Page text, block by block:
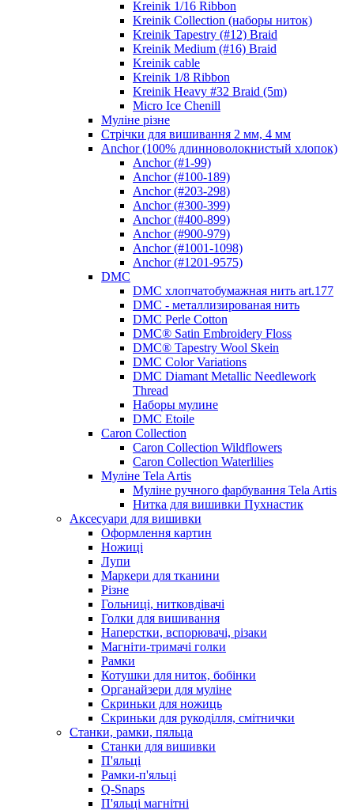
Kreinik 1/16 Ribbon
Kreinik Collection (наборы ниток)
Kreinik Tapestry (#12) Braid
Kreinik Medium (#16) Braid
Kreinik cable
Kreinik 1/8 Ribbon
Kreinik Heavy #32 Braid (5m)
Micro Ice Chenill
Муліне різне
Стрічки для вишивання 2 мм, 4 мм
Anchor (100% длинноволокнистый хлопок)
Anchor (#1-99)
Anchor (#100-189)
Anchor (#203-298)
Anchor (#300-399)
Anchor (#400-899)
Anchor (#900-979)
Anchor (#1001-1098)
Anchor (#1201-9575)
DMC
DMC хлопчатобумажная нить art.177
DMC - металлизированая нить
DMC Perle Cotton
DMC® Satin Embroidery Floss
DMC® Tapestry Wool Skein
DMC Color Variations
DMC Diamant Metallic Needlework
Thread
Наборы мулине
DMC Etoile
Caron Collection
Caron Collection Wildflowers
Caron Collection Waterlilies
Муліне Tela Artis
Муліне ручного фарбування Tela Artis
Нитка для вишивки Пухнастик
Аксесуари для вишивки
Оформлення картин
Ножиці
Лупи
Маркери для тканини
Різне
Гольниці, нитковдівачі
Голки для вишивання
Наперстки, вспорювачі, різаки
Магніти-тримачі голки
Рамки
Котушки для ниток, бобінки
Органайзери для муліне
Скриньки для ножиць
Скриньки для рукоділля, смітнички
Станки, рамки, пяльца
Станки для вишивки
П'яльці
Рамки-п'яльці
Q-Snaps
П'яльці магнітні